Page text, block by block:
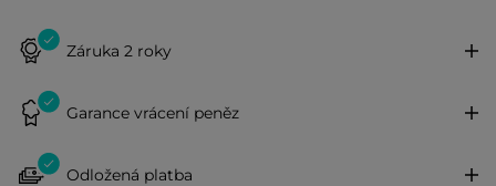
Záruka 2 roky
Garance vrácení peněz
Odložená platba